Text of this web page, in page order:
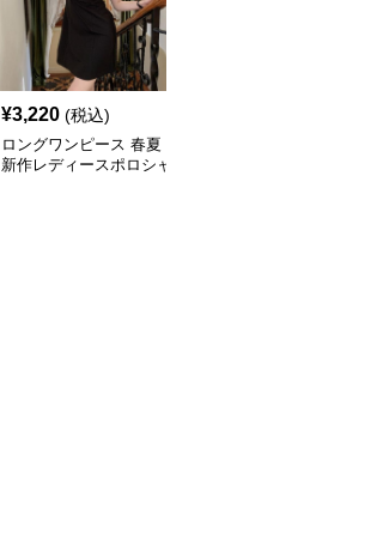
¥3,220 (税込)
ロングワンピース 春夏
新作レディースポロシャ